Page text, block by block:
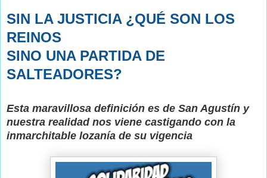
SIN LA JUSTICIA ¿QUÉ SON LOS
REINOS
SINO UNA PARTIDA DE
SALTEADORES?
Esta maravillosa definición es de San Agustín y
nuestra realidad nos viene castigando con la
inmarchitable lozanía de su vigencia